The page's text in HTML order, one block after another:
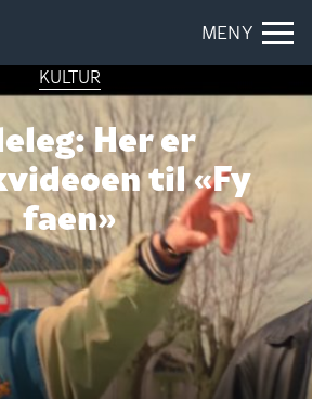
MENY
KULTUR
Her er
til «Fy
faen»